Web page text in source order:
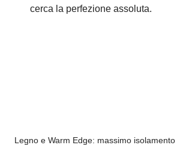
cerca la perfezione assoluta.
Legno e Warm Edge: massimo isolamento